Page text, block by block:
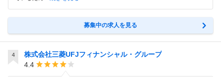
募集中の求人を見る
4
株式会社三菱UFJフィナンシャル・グループ
4.4